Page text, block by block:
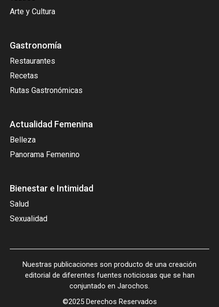
Arte y Cultura
Gastronomía
Restaurantes
Recetas
Rutas Gastronómicas
Actualidad Femenina
Belleza
Panorama Femenino
Bienestar e Intimidad
Salud
Sexualidad
Nuestras publicaciones son producto de una creación
editorial de diferentes fuentes noticiosas que se han
conjuntado en Jarochos.
©2025 Derechos Reservados